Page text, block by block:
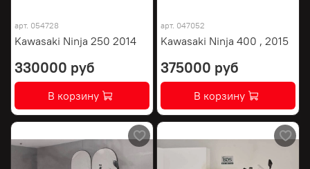
арт. 054728
Kawasaki Ninja 250 2014
330000 руб
В корзину
арт. 047052
Kawasaki Ninja 400 , 2015
375000 руб
В корзину